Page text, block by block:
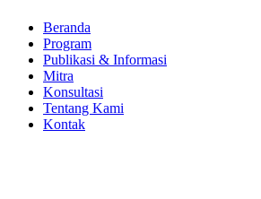
Beranda
Program
Publikasi & Informasi
Mitra
Konsultasi
Tentang Kami
Kontak